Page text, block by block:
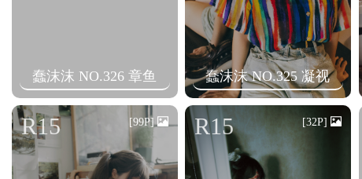
蠢沫沫 NO.326 章鱼 蠢沫沫 NO.325 凝视
R15 [99P] R15 [32P]